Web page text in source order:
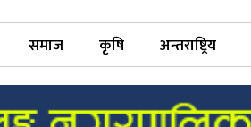
समाज कृषि अन्तराष्ट्रिय